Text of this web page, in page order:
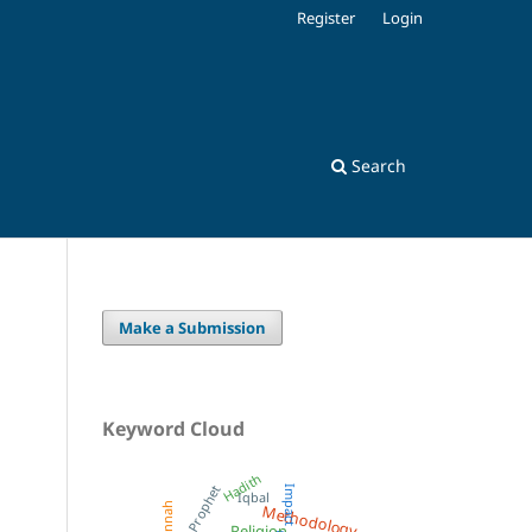
Search
Register Login
Make a Submission
Keyword Cloud
Methodology
Prophet Iqbal Impact
Hadith